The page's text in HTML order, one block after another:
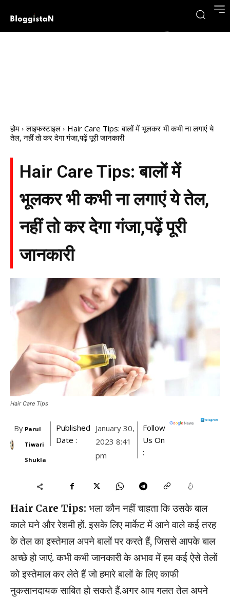
होम लाइफस्टाइल
Hair Care Tips: बालों में भूलकर भी कभी ना लगाएं ये
तेल, नहीं तो कर देगा गंजा,पढ़ें पूरी जानकारी
Hair Care Tips: बालों में
भूलकर भी कभी ना लगाएं ये तेल,
नहीं तो कर देगा गंजा,पढ़ें पूरी
जानकारी
Hair Care Tips
By Parul
Tiwari
Shukla
Published
Date :
January 30,
2023 8:41
pm
Follow
Us On
:
Hair Care Tips: भला कौन नहीं चाहता कि उसके बाल
काले घने और रेशमी हों. इसके लिए मार्केट में आने वाले कई तरह
के तेल का इस्तेमाल अपने बालों पर करते हैं, जिससे आपके बाल
अच्छे हो जाएं. कभी कभी जानकारी के अभाव में हम कई ऐसे तेलों
को इस्तेमाल कर लेते हैं जो हमारे बालों के लिए काफी
नुकसानदायक साबित हो सकते हैं.अगर आप गलत तेल अपने